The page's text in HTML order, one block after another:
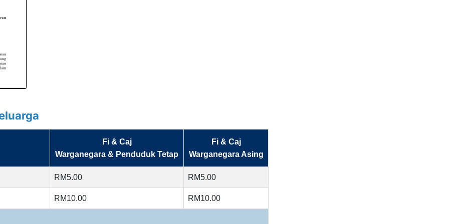
Fi & Caj
Warganegara & Penduduk Tetap
Fi & Caj
Warganegara Asing
RM5.00 RM5.00
RM10.00 RM10.00